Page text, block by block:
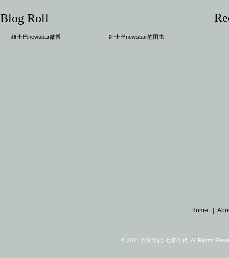
Blog Roll
纽士巴newsbar微博 纽士巴newsbar的图虫
Home |
© 2011 六零年代·七零年代. All Rights